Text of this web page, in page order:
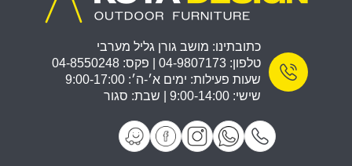
כתובתינו: מושב גורן גליל מערבי
טלפון: 04-9807173 | פקס: 04-8550248
שעות פעילות: ימים א׳-ה׳: 9:00-17:00
שישי: 9:00-14:00 | שבת: סגור